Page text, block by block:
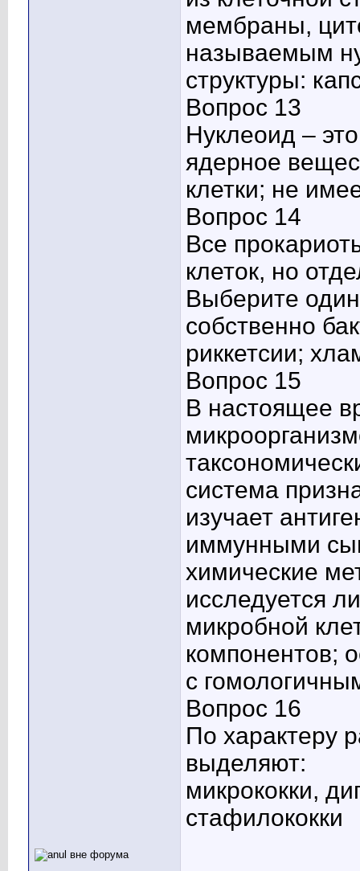
мембраны,
называемым
структуры:
Вопрос 13
Нуклеоид –
ядерное
клетки; не
Вопрос 14
Все
клеток, но
Выберите
собственно
риккетсии;
Вопрос 15
В настоящее
система
изучает
иммунными
химические
исследуется
микробной
компонентов;
с
Вопрос 16
По характеру
выделяют:
микрококки,
стафилококки